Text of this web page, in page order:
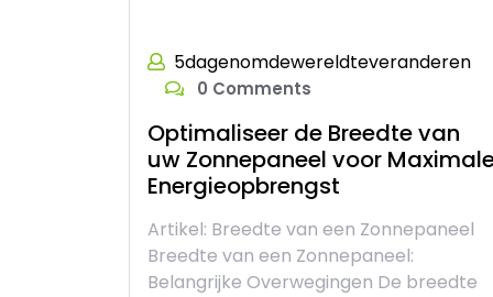
5dagenomdewereldteveranderen
0 Comments
Optimaliseer de Breedte van
uw Zonnepaneel voor
Energieopbrengst
Artikel: Breedte van een Zonnepaneel
Breedte van een Zonnepaneel:
Belangrijke Overwegingen De breedte